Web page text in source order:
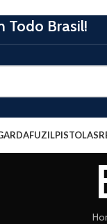
Todo Brasil!
FUZILPISTOLAS